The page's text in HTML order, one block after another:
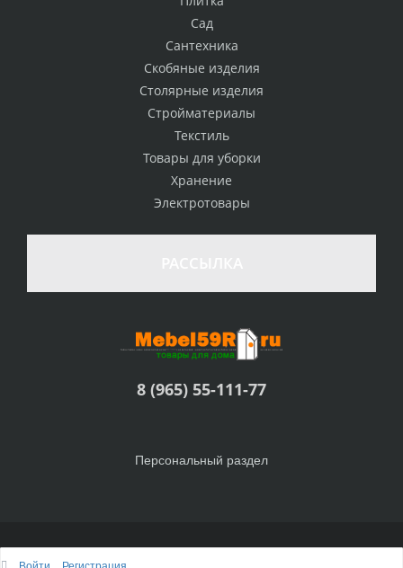
Сад
Сантехника
Скобяные изделия
Столярные изделия
Стройматериалы
Текстиль
Товары для уборки
Хранение
Электротовары
8 (965) 55-111-77
Персональный раздел
© Интернет-магазин Товары для дома, 2010 - 2026
Войти Регистрация